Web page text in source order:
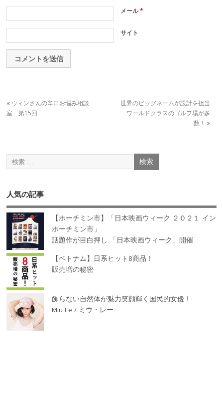
メール*
サイト
« ウィンさんの辛口お悩み相談
室 第15回
世界のビッグネームが設計を担当
ワールドクラスのゴルフ場が多
数！ »
人気の記事
【ホーチミン市】「日本映画ウィーク ２０２１ イン
ホーチミン市」
話題作が目白押し 「日本映画ウィーク」開催
【ベトナム】日系ヒット8商品！
販売増の秘密
飾らない自然体が魅力笑顔輝く国民的女優！
Miu Le / ミウ・レー